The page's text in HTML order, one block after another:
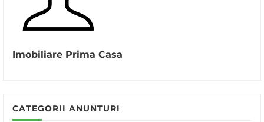
Imobiliare Prima Casa
CATEGORII ANUNTURI